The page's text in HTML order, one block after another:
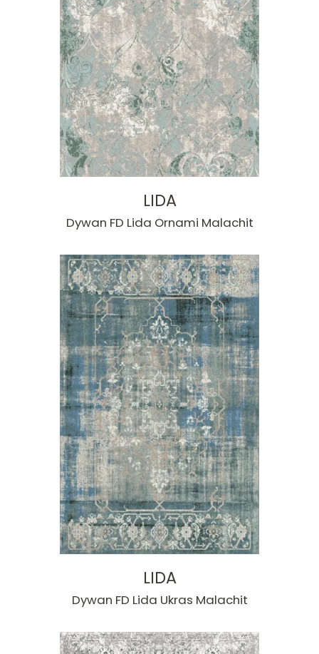
LIDA
Dywan FD Lida Ornami Malachit
LIDA
Dywan FD Lida Ukras Malachit